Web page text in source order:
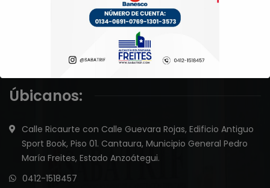
Úbicanos:
Calle Ricaurte con Calle Guevara Rojas, Edificio Antiguo
Sport Book, Piso 01. Cantaura, Municipio General Pedro
María Freites, Estado Anzoátegui.
0412-1518457